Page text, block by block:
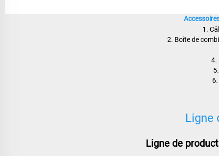
1.
2. Boîte de
4.
Ligne
Ligne de